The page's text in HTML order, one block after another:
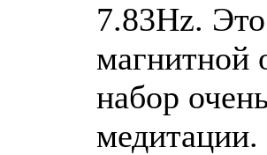
7.83Hz.
магнитной
набор
медитации.